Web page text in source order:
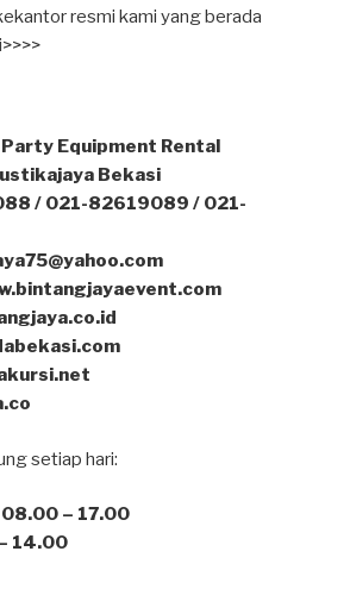
resmi kami yang berada
Party Equipment Rental
Bekasi
/ 021-82619089 / 021-
setiap hari:
08.00 – 17.00
14.00